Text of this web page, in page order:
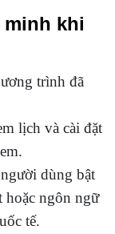
khi
trình đã
lịch và cài đặt
dùng bật
hoặc ngôn ngữ
tế.